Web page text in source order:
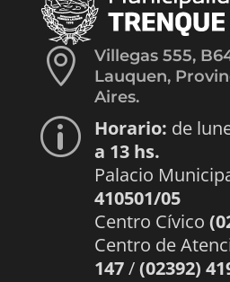

Villegas 555,
Lauquen,
Aires.
p Horario: de
a 13 hs.
Palacio
410501/05
Centro Cívico
Centro de
147/(02392)